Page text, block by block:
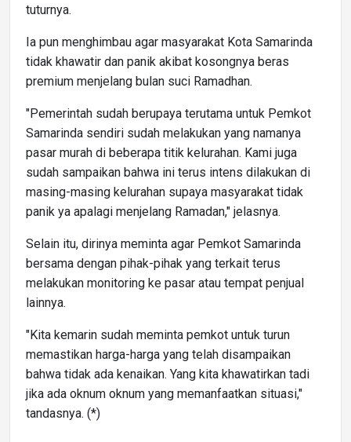
tuturnya.
Ia pun menghimbau agar masyarakat Kota Samarinda
tidak khawatir dan panik akibat kosongnya beras
premium menjelang bulan suci Ramadhan.
"Pemerintah sudah berupaya terutama untuk Pemkot
Samarinda sendiri sudah melakukan yang namanya
pasar murah di beberapa titik kelurahan. Kami juga
sudah sampaikan bahwa ini terus intens dilakukan di
masing-masing kelurahan supaya masyarakat tidak
panik ya apalagi menjelang Ramadan," jelasnya.
Selain itu, dirinya meminta agar Pemkot Samarinda
bersama dengan pihak-pihak yang terkait terus
melakukan monitoring ke pasar atau tempat penjual
lainnya.
"Kita kemarin sudah meminta pemkot untuk turun
memastikan harga-harga yang telah disampaikan
bahwa tidak ada kenaikan. Yang kita khawatirkan tadi
jika ada oknum oknum yang memanfaatkan situasi,"
tandasnya. (*)